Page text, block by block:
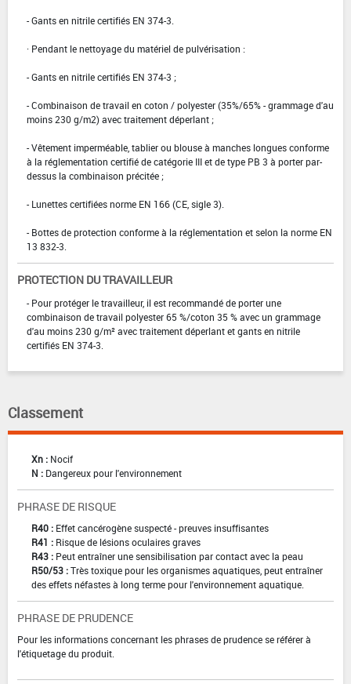
- Gants en nitrile certifiés EN 374-3.
· Pendant le nettoyage du matériel de pulvérisation :
- Gants en nitrile certifiés EN 374-3 ;
- Combinaison de travail en coton / polyester (35%/65% - grammage d'au
moins 230 g/m2) avec traitement déperlant ;
- Vêtement imperméable, tablier ou blouse à manches longues conforme
à la réglementation certifié de catégorie III et de type PB 3 à porter par-
dessus la combinaison précitée ;
- Lunettes certifiées norme EN 166 (CE, sigle 3).
- Bottes de protection conforme à la réglementation et selon la norme EN
13 832-3.
PROTECTION DU TRAVAILLEUR
- Pour protéger le travailleur, il est recommandé de porter une
combinaison de travail polyester 65 %/coton 35 % avec un grammage
d'au moins 230 g/m² avec traitement déperlant et gants en nitrile
certifiés EN 374-3.
Classement
Xn : Nocif
N : Dangereux pour l'environnement
PHRASE DE RISQUE
R40 : Effet cancérogène suspecté - preuves insuffisantes
R41 : Risque de lésions oculaires graves
R43 : Peut entraîner une sensibilisation par contact avec la peau
R50/53 :Très toxique pour les organismes aquatiques, peut entraîner
des effets néfastes à long terme pour l'environnement aquatique.
PHRASE DE PRUDENCE
Pour les informations concernant les phrases de prudence se référer à
l'étiquetage du produit.